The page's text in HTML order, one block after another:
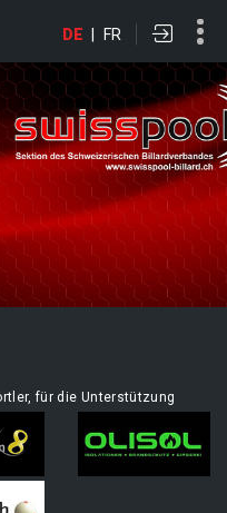
DE | FR
für die Unterstützung